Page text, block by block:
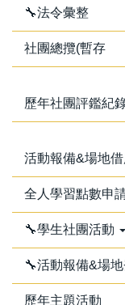
🔧法令彙整
社團總攬(暫存
歷年社團評鑑紀
活動報備&場地
全人學習點數申
🔧學生社團活動
🔧活動報備&場
歷年主題活動